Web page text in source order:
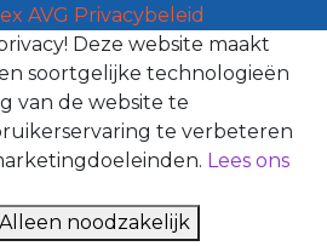
AVG Privacybeleid
Deze website maakt
soortgelijke technologieën
van de website te
te verbeteren
Lees ons
Alleen noodzakelijk